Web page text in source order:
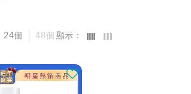
24個 48個 顯示：